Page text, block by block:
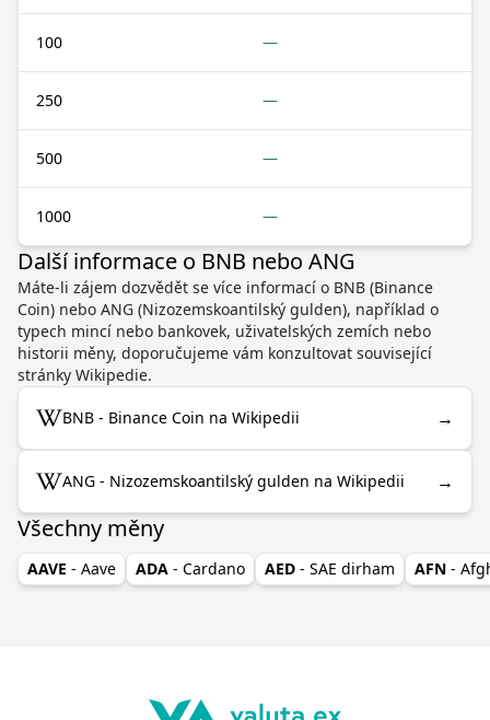
100 —
250 —
500 —
1000 —
Další informace o BNB nebo ANG
Máte-li zájem dozvědět se více informací o BNB (Binance
Coin) nebo ANG (Nizozemskoantilský gulden), například o
typech mincí nebo bankovek, uživatelských zemích nebo
historii měny, doporučujeme vám konzultovat související
stránky Wikipedie.
BNB - Binance Coin na Wikipedii →
ANG - Nizozemskoantilský gulden na Wikipedii →
Všechny měny
AAVE - Aave ADA - Cardano AED - SAE dirham AFN -